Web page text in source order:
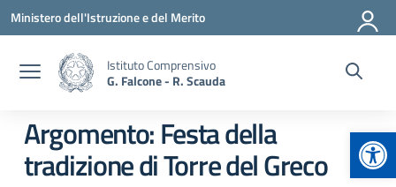
Vai ai contenuti
Vai al menu di navigazione
Vai al footer
Ministero dell'Istruzione e del Merito
Istituto Comprensivo
G. Falcone - R. Scauda
Argomento: Festa della
tradizione di Torre del Greco